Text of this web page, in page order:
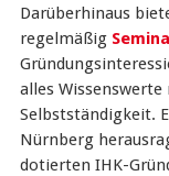
Darüberhinaus
regelmäßig
alles
Selbstständigkeit.
Nürnberg
dotierten IHK-